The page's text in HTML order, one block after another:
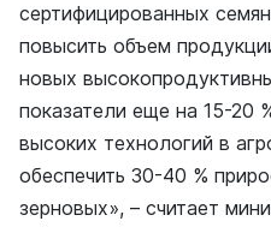
сертифицированных
повысить объем
новых
показатели еще на 15-20
высоких технологий в
обеспечить 30-40 %
зерновых», – считает